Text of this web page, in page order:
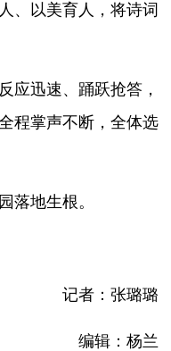
、以美育人，将诗词
应迅速、踊跃抢答，
程掌声不断，全体选
落地生根。
记者：张璐璐
编辑：杨兰